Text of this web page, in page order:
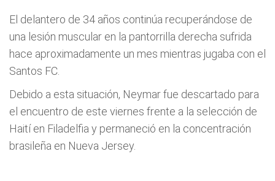
El delantero de 34 años continúa recuperándose de
una lesión muscular en la pantorrilla derecha sufrida
hace aproximadamente un mes mientras jugaba con el
Santos FC.
Debido a esta situación, Neymar fue descartado para
el encuentro de este viernes frente a la selección de
Haití en Filadelfia y permaneció en la concentración
brasileña en Nueva Jersey.